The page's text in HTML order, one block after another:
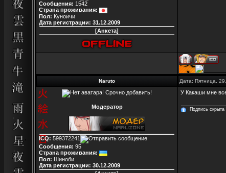
Сообщения: 1542
Страна проживания:
Пол: Куноичи
Дата регистрации: 31.12.2009
[Анкета]
Naruto Дата: Пятница,
Модератор
ICQ: 599372241
Сообщения: 95
Страна проживания:
Пол: Шиноби
Дата регистрации: 30.12.2009
У Какаши мне
Подпись скрыта